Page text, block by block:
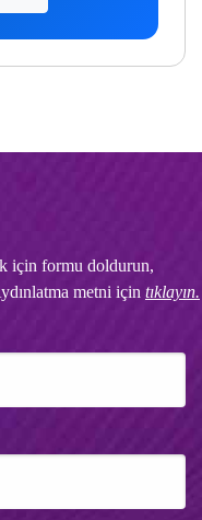
için formu doldurun,
metni için tıklayın.